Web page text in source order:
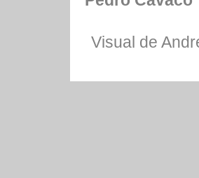
Visual de